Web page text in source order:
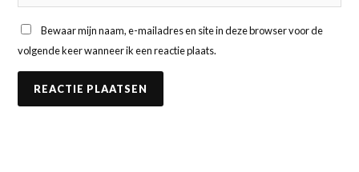
Bewaar mijn naam, e-mailadres en site in deze browser voor de
volgende keer wanneer ik een reactie plaats.